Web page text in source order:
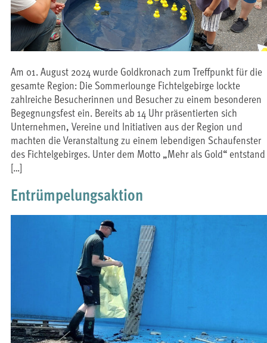
Am 01. August 2024 wurde Goldkronach zum Treffpunkt für die
gesamte Region: Die Sommerlounge Fichtelgebirge lockte
zahlreiche Besucherinnen und Besucher zu einem besonderen
Begegnungsfest ein. Bereits ab 14 Uhr präsentierten sich
Unternehmen, Vereine und Initiativen aus der Region und
machten die Veranstaltung zu einem lebendigen Schaufenster
des Fichtelgebirges. Unter dem Motto „Mehr als Gold“ entstand
[…]
Entrümpelungsaktion